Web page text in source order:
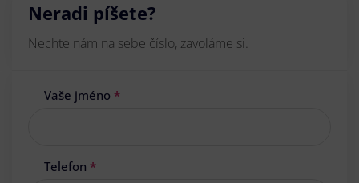
Neradi píšete?
Nechte nám na sebe číslo, zavoláme si.
Vaše jméno *
Telefon *